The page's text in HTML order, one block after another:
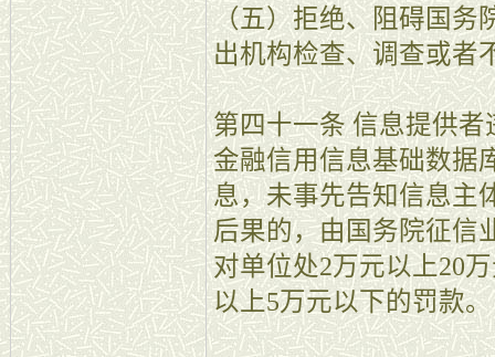
（五）拒绝、阻碍国务
出机构检查、调查或者
第四十一条 信息提供
金融信用信息基础数据
息，未事先告知信息主
后果的，由国务院征信
对单位处2万元以上20
以上5万元以下的罚款。